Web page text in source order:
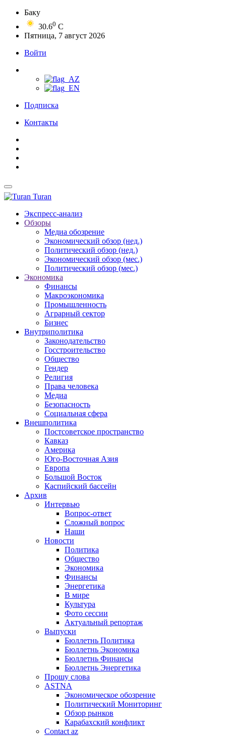
Баку
30.60 C
Пятница, 7 август 2026
Войти
Подписка
Контакты
Turan
Экспресс-анализ
Обзоры
Медиа обозрение
Экономический обзор (нед.)
Политический обзор (нед.)
Экономический обзор (мес.)
Политический обзор (мес.)
Экономика
Финансы
Макроэкономика
Промышленность
Аграрный сектор
Бизнес
Внутриполитика
Законодательство
Госстроительство
Общество
Гендер
Религия
Права человека
Медиа
Безопасность
Социальная сфера
Внешполитика
Постсоветское пространство
Кавказ
Америка
Юго-Восточная Азия
Европа
Большой Восток
Каспийский бассейн
Архив
Интервью
Вопрос-ответ
Сложный вопрос
Наши
Новости
Политика
Общество
Экономика
Финансы
Энергетика
В мире
Культура
Фото сессии
Актуальный репортаж
Выпуски
Бюллетнь Политика
Бюллетнь Экономика
Бюллетнь Финансы
Бюллетнь Энергетика
Прошу слова
ASTNA
Экономическое обозрение
Политический Мониторинг
Обзор рынков
Карабахский конфликт
Contact az